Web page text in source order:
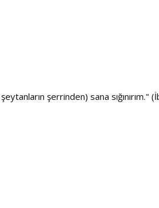
şerrinden) sana sığınırım."